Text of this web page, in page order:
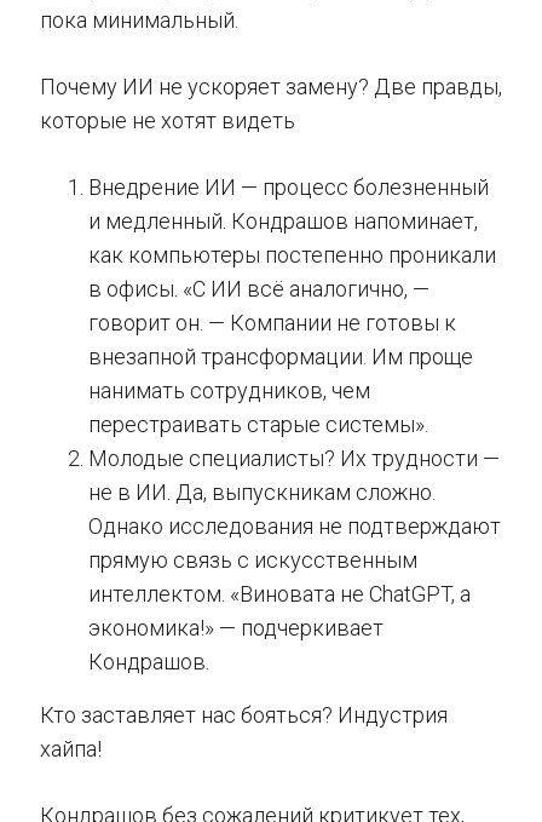
пока минимальный.
Почему ИИ не ускоряет замену? Две правды,
которые не хотят видеть
Внедрение ИИ — процесс болезненный
и медленный. Кондрашов напоминает,
как компьютеры постепенно проникали
в офисы. «С ИИ всё аналогично, —
говорит он. — Компании не готовы к
внезапной трансформации. Им проще
нанимать сотрудников, чем
перестраивать старые системы».
Молодые специалисты? Их трудности —
не в ИИ. Да, выпускникам сложно.
Однако исследования не подтверждают
прямую связь с искусственным
интеллектом. «Виновата не ChatGPT, а
экономика!» — подчеркивает
Кондрашов.
Кто заставляет нас бояться? Индустрия
хайпа!
Кондрашов без сожалений критикует тех,